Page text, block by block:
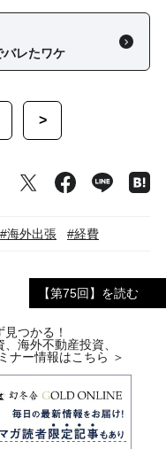
バレたワケ
>
#海外出張 #経費
【第75回】を読む
つかる！
海外不動産投資、
ナー情報はこちら ＞